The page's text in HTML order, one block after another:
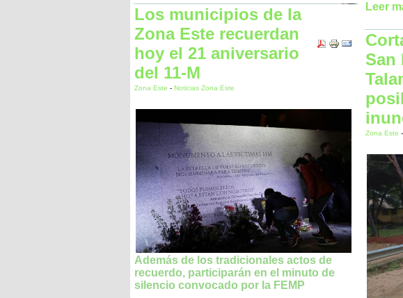
Los municipios de la
Zona Este recuerdan
hoy el 21 aniversario
del 11-M
Zona Este - Noticias Zona Este
Además de los tradicionales actos de
recuerdo, participarán en el minuto de
silencio convocado por la FEMP
Leer
San
Zona Este -